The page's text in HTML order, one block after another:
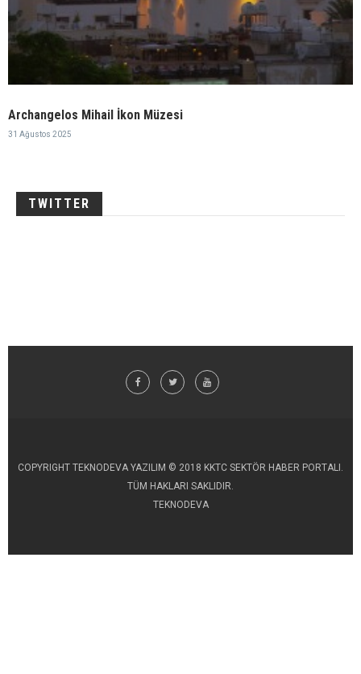
Archangelos Mihail İkon Müzesi
31 Ağustos 2025
TWITTER
COPYRIGHT TEKNODEVA YAZILIM © 2018 KKTC SEKTÖR HABER PORTALI.
TÜM HAKLARI SAKLIDIR.
TEKNODEVA